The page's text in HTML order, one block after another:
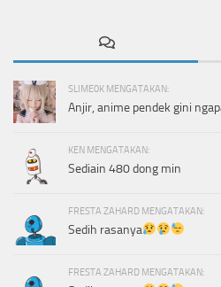
SLIME0K MENGATAKAN:
Anjir, anime pendek gini
KEN MENGATAKAN:
Sediain 480 dong min
FRESTA ZAHARD MENGATAKAN:
Sedih rasanya
FRESTA ZAHARD MENGATAKAN: